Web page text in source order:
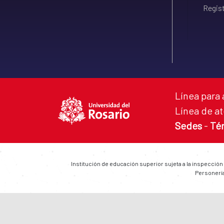
Línea para
Línea de
Sedes -
Institución de educación superior sujeta a la